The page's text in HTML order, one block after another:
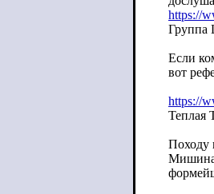
https://
Группа
Если
вот
https://
Теплая
Походу